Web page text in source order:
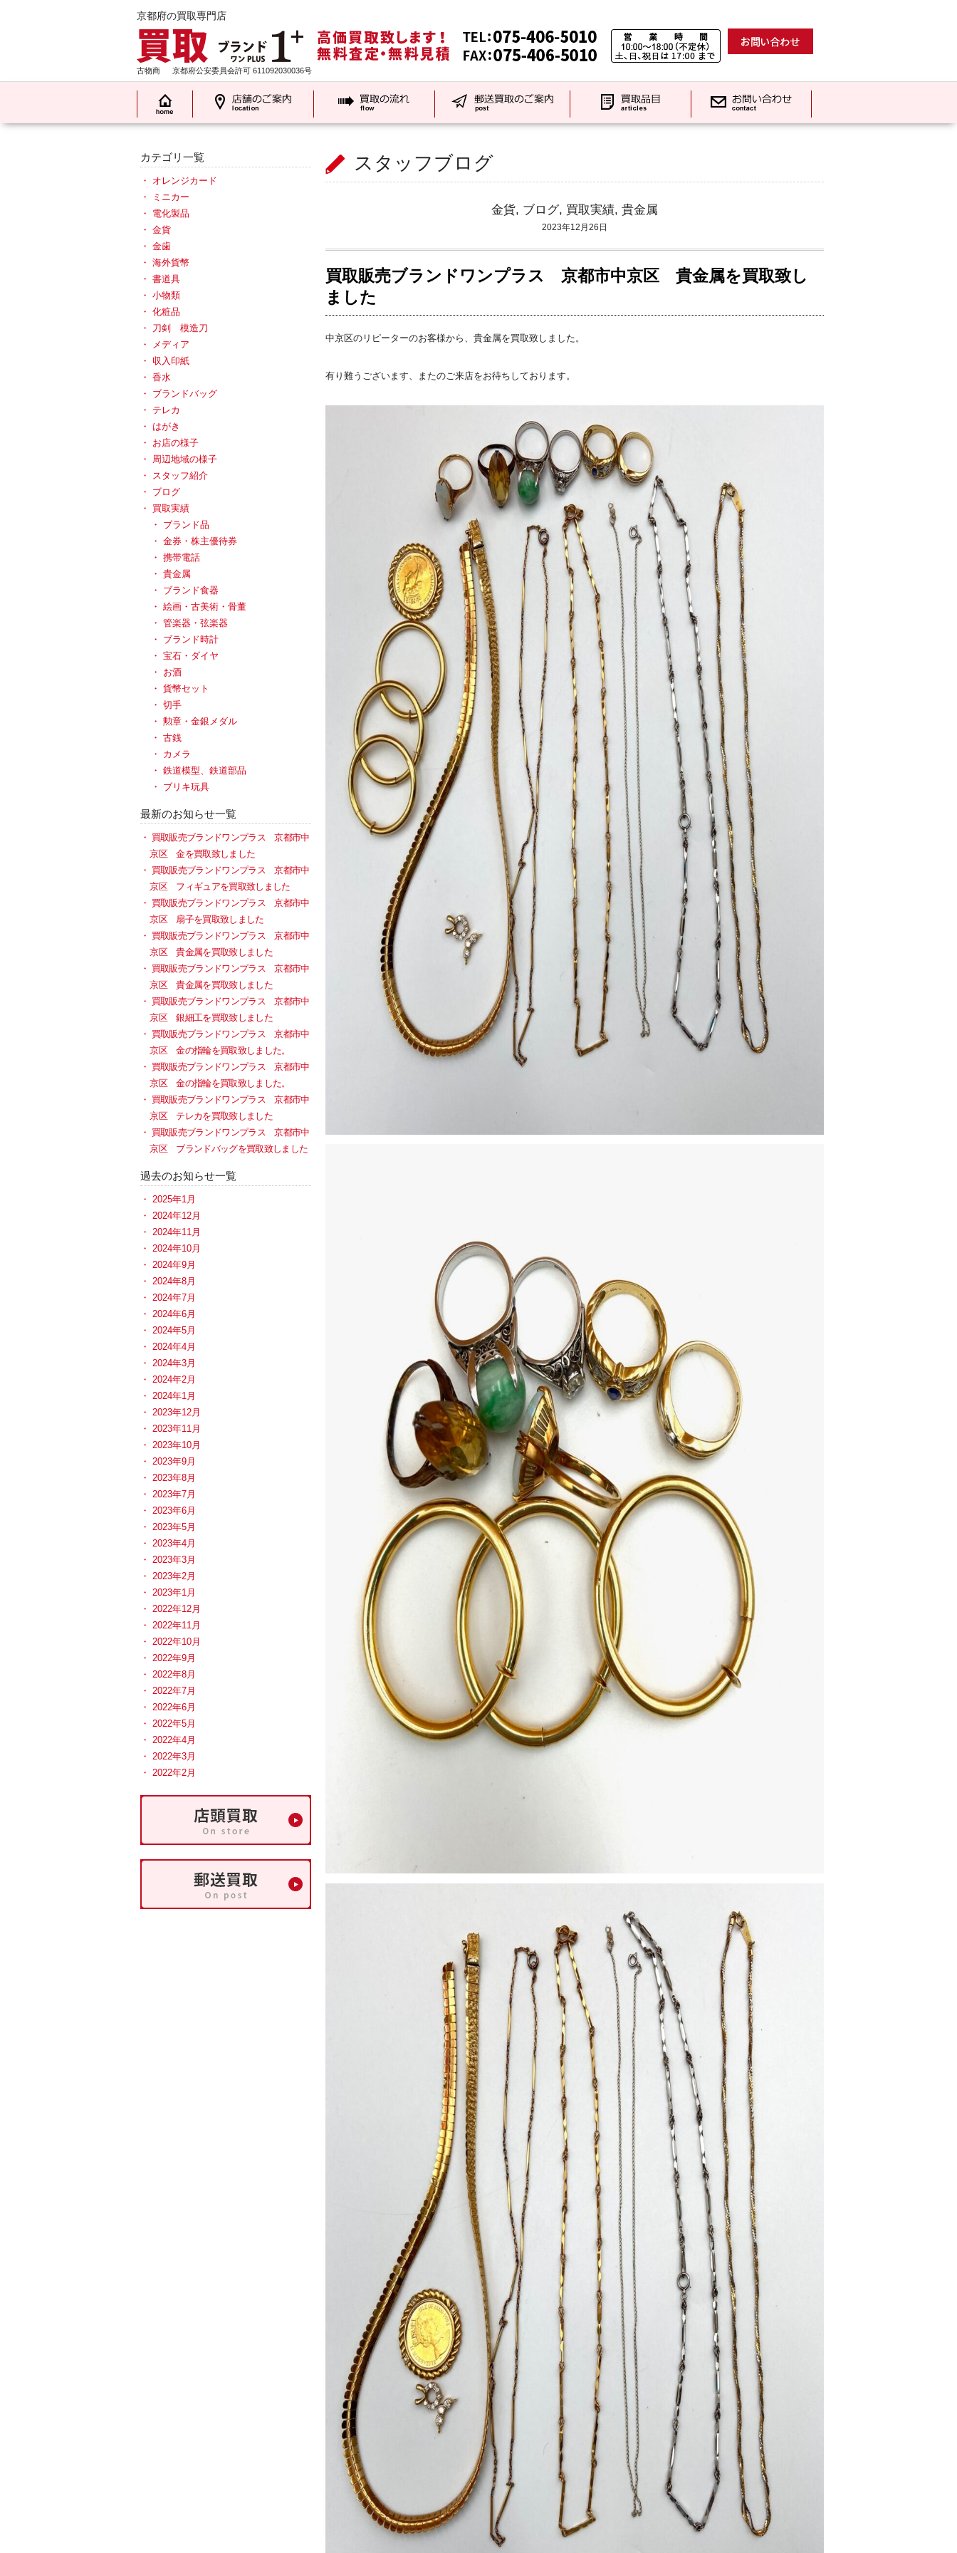
京都府の買取専門店
古物商 京都府公安委員会許可 611092030036号
スタッフブログ
金貨, ブログ, 買取実績, 貴金属
2023年12月26日
買取販売ブランドワンプラス 京都市中京区 貴金属を買取致し
ました
中京区のリピーターのお客様から、貴金属を買取致しました。
有り難うございます、またのご来店をお待ちしております。
カテゴリ一覧
オレンジカード
ミニカー
電化製品
金貨
金歯
海外貨幣
書道具
小物類
化粧品
刀剣 模造刀
メディア
収入印紙
香水
ブランドバッグ
テレカ
はがき
お店の様子
周辺地域の様子
スタッフ紹介
ブログ
買取実績
ブランド品
金券・株主優待券
携帯電話
貴金属
ブランド食器
絵画・古美術・骨董
管楽器・弦楽器
ブランド時計
宝石・ダイヤ
お酒
貨幣セット
切手
勲章・金銀メダル
古銭
カメラ
鉄道模型、鉄道部品
ブリキ玩具
最新のお知らせ一覧
買取販売ブランドワンプラス 京都市中
京区 金を買取致しました
買取販売ブランドワンプラス 京都市中
京区 フィギュアを買取致しました
買取販売ブランドワンプラス 京都市中
京区 扇子を買取致しました
買取販売ブランドワンプラス 京都市中
京区 貴金属を買取致しました
買取販売ブランドワンプラス 京都市中
京区 貴金属を買取致しました
買取販売ブランドワンプラス 京都市中
京区 銀細工を買取致しました
買取販売ブランドワンプラス 京都市中
京区 金の指輪を買取致しました。
買取販売ブランドワンプラス 京都市中
京区 金の指輪を買取致しました。
買取販売ブランドワンプラス 京都市中
京区 テレカを買取致しました
買取販売ブランドワンプラス 京都市中
京区 ブランドバッグを買取致しました
過去のお知らせ一覧
2025年1月
2024年12月
2024年11月
2024年10月
2024年9月
2024年8月
2024年7月
2024年6月
2024年5月
2024年4月
2024年3月
2024年2月
2024年1月
2023年12月
2023年11月
2023年10月
2023年9月
2023年8月
2023年7月
2023年6月
2023年5月
2023年4月
2023年3月
2023年2月
2023年1月
2022年12月
2022年11月
2022年10月
2022年9月
2022年8月
2022年7月
2022年6月
2022年5月
2022年4月
2022年3月
2022年2月